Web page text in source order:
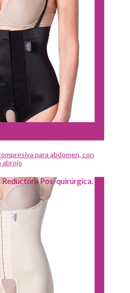
para abdomen, con
abrojo
Pos-quirúrgica.